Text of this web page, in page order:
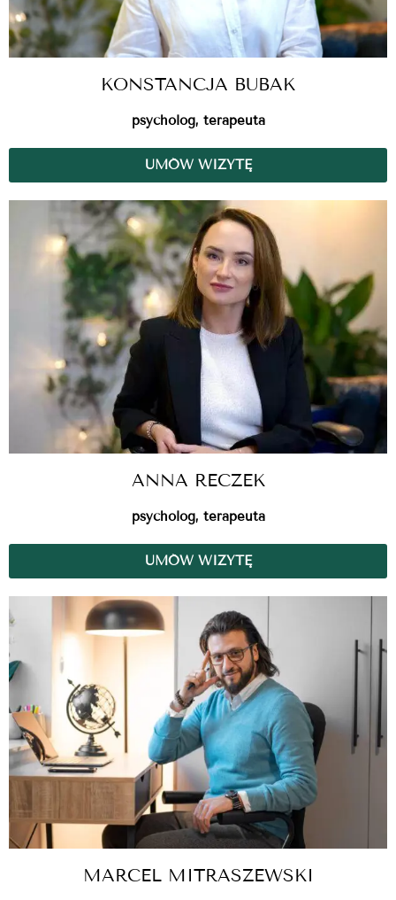
KONSTANCJA BUBAK
psycholog, terapeuta
UMÓW WIZYTĘ
ANNA RECZEK
psycholog, terapeuta
UMÓW WIZYTĘ
MARCEL MITRASZEWSKI